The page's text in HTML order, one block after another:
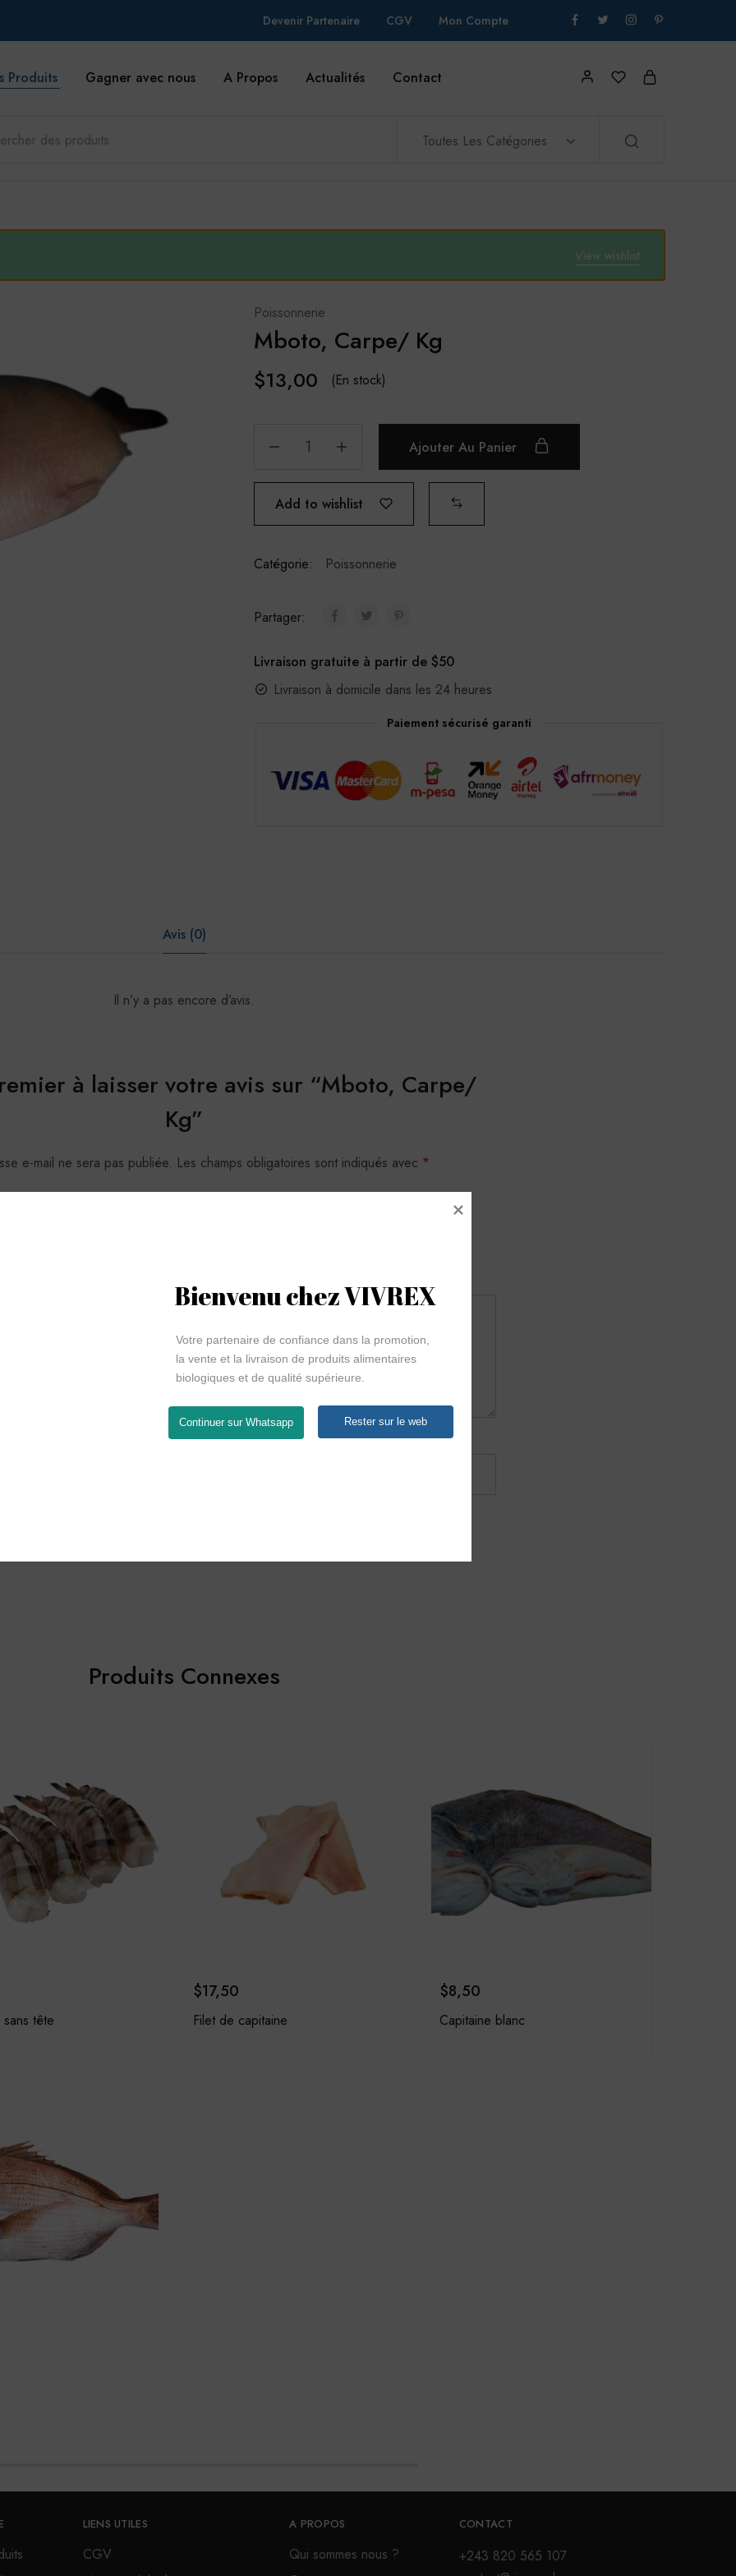
Devenir Partenaire CGV Mon Compte
Produits Gagner avec nous A Propos Actualités Contact
Toutes Les Catégories
View wishlist
Poissonnerie
Mboto, Carpe/ Kg
$13,00 (En stock)
Ajouter Au Panier
Add to wishlist
Catégorie: Poissonnerie
Partager:
Livraison gratuite à partir de $50
Livraison à domicile dans les 24 heures
Paiement sécurisé garanti
Avis (0)
Il n’y a pas encore d’avis.
à laisser votre avis sur “Mboto, Carpe/
Kg”
e-mail ne sera pas publiée. Les champs obligatoires sont indiqués avec *
E-mail*
mon e-mail et mon site dans le navigateur pour mon prochain commentaire.
Produits Connexes
tête
$17,50
Filet de capitaine
$8,50
Capitaine blanc
LIENS UTILES
CGV
A PROPOS
Qui sommes nous ?
CONTACT
+243 820 565 107
Bienvenu chez VIVREX
Votre partenaire de confiance dans la promotion,
la vente et la livraison de produits alimentaires
biologiques et de qualité supérieure.
Continuer sur Whatsapp Rester sur le web